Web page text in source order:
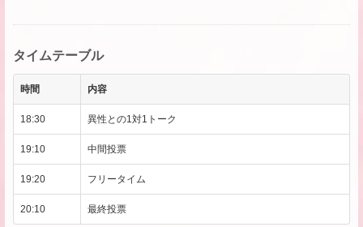
タイムテーブル
時間 内容
18:30 異性との1対1トーク
19:10 中間投票
19:20 フリータイム
20:10 最終投票